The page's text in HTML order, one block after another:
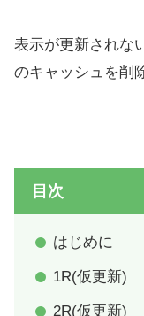
表示が更新されな
のキャッシュを削
目次
はじめに
1R(仮更新)
2R(仮更新)